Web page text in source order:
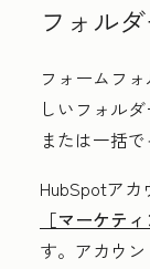
フォル
フォームフ
しいフォル
または一括
HubSpotアカ
［マーケテ
す。アカウン